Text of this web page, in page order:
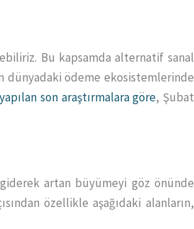
Bu kapsamda alternatif sanal
dünyadaki ödeme ekosistemlerinde
son araştırmalara göre, Şubat
artan büyümeyi göz önünde
özellikle aşağıdaki alanların,